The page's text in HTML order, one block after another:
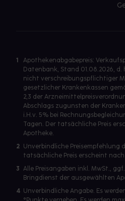
1
Apothekenabgabepreis:
Datenbank, Stand 01.08.2026,
nicht verschreibungspflichtiger
gesetzlicher Krankenkassen
2,3 der
Abschlags zugunsten der
i.H.v. 5% bei
Tagen. Der tatsächliche Preis
Apotheke.
2 Unverbindliche Preisempfehlung
tatsächliche Preis erscheint
3 Alle Preisangaben inkl. MwSt.,
Bringdienst der ausgewählten
4 Unverbindliche Angabe. Es